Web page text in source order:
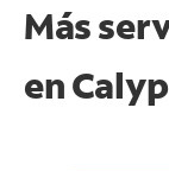
Más
en